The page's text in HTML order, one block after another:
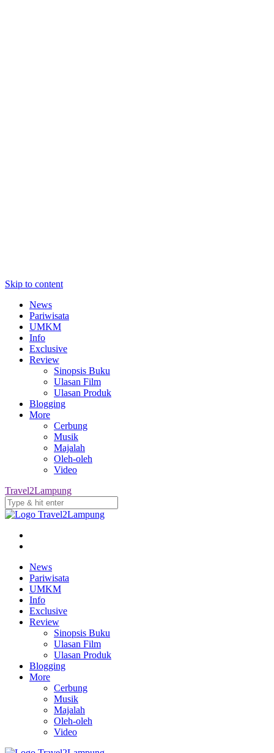
Skip to content
News
Pariwisata
UMKM
Info
Exclusive
Review
Sinopsis Buku
Ulasan Film
Ulasan Produk
Blogging
More
Cerbung
Musik
Majalah
Oleh-oleh
Video
Travel2Lampung
News
Pariwisata
UMKM
Info
Exclusive
Review
Sinopsis Buku
Ulasan Film
Ulasan Produk
Blogging
More
Cerbung
Musik
Majalah
Oleh-oleh
Video